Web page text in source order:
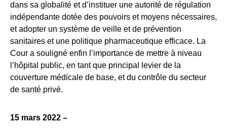
dans sa globalité et d’instituer une autorité de régulation
indépendante dotée des pouvoirs et moyens nécessaires,
et adopter un système de veille et de prévention
sanitaires et une politique pharmaceutique efficace. La
Cour a souligné enfin l’importance de mettre à niveau
l’hôpital public, en tant que principal levier de la
couverture médicale de base, et du contrôle du secteur
de santé privé.
15 mars 2022 –